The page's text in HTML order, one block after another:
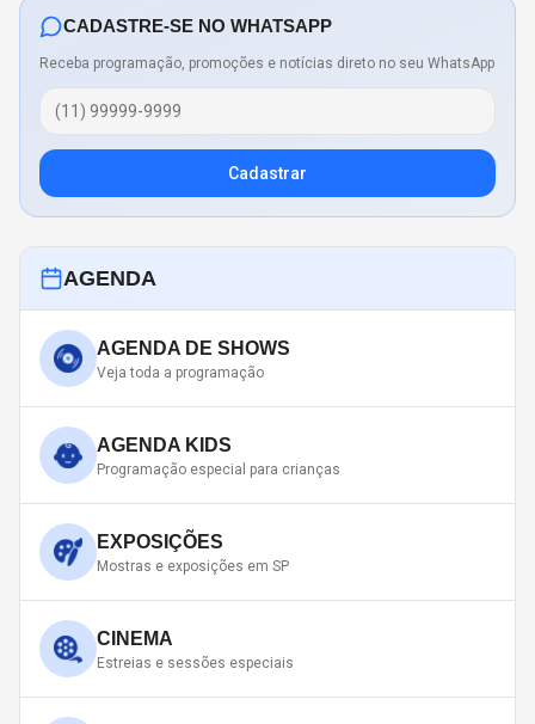
CADASTRE-SE NO WHATSAPP
Receba programação, promoções e notícias direto no seu WhatsApp
Cadastrar
AGENDA
AGENDA DE SHOWS
Veja toda a programação
AGENDA KIDS
Programação especial para crianças
EXPOSIÇÕES
Mostras e exposições em SP
CINEMA
Estreias e sessões especiais